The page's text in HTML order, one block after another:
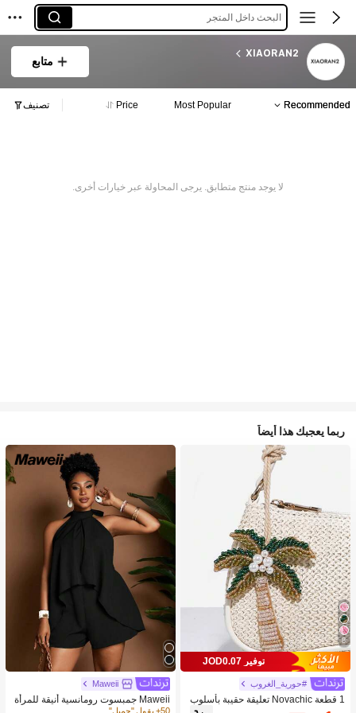
البحث داخل المتجر
XIAORAN2
متابع
Recommended
Most Popular
Price تصنيف
لا يوجد منتج متطابق. يرجى المحاولة عبر خيارات أخرى.
ربما يعجبك هذا أيضاً
8
توفير JOD0.07
#حورية_الغروب
1 قطعة Novachic تعليقة حقيبة بأسلوب
العطلات مزينة بالخرز على شكل نجمة الب
Maweii
Maweii جمبسوت رومانسية أنيقة للمرأة
ذات كتف مكشوف وظهر مكشوف المقا